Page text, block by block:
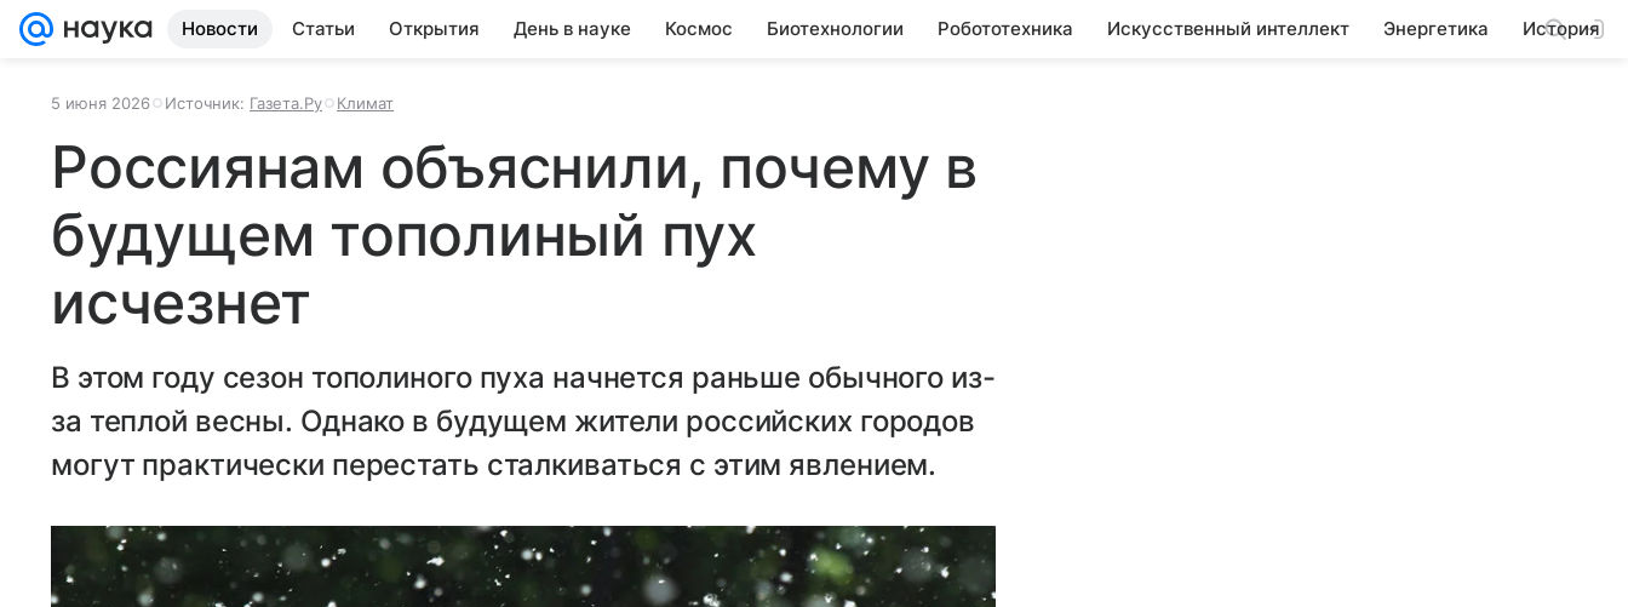
Новости Статьи Открытия День в науке Космос Биотехнологии Робототехника Искусственный интеллект Энергетика История
5 июня 2026 Источник: Газета.Ру Климат
Россиянам объяснили, почему в
будущем тополиный пух
исчезнет
В этом году сезон тополиного пуха начнется раньше обычного из-
за теплой весны. Однако в будущем жители российских городов
могут практически перестать сталкиваться с этим явлением.